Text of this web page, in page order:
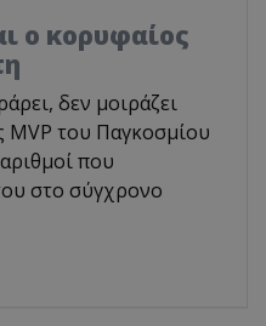
ο κορυφαίος
δεν μοιράζει
MVP του Παγκοσμίου
που
στο σύγχρονο